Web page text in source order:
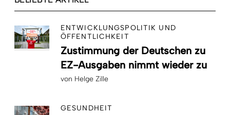
ENTWICKLUNGSPOLITIK UND
ÖFFENTLICHKEIT
Zustimmung der Deutschen zu
EZ-Ausgaben nimmt wieder zu
von Helge Zille
GESUNDHEIT